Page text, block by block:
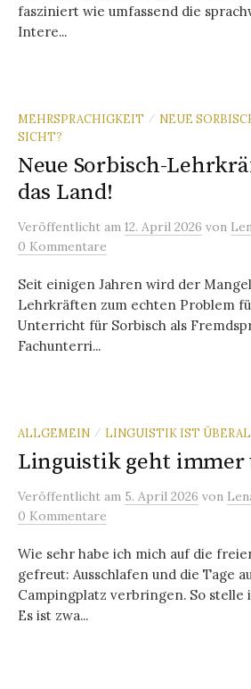
fasziniert wie umfassend die
Intere...
MEHRSPRACHIGKEIT / NEUE
SICHT?
Neue Sorbisch-
das Land!
Veröffentlicht am 12. April 2026 von
0 Kommentare
Seit einigen Jahren wird der
Lehrkräften zum echten Problem
Unterricht für Sorbisch als
Fachunterri...
ALLGEMEIN / LINGUISTIK IST
Linguistik geht immer
Veröffentlicht am 5. April 2026 von
0 Kommentare
Wie sehr habe ich mich auf die
gefreut: Ausschlafen und die Tage
Campingplatz verbringen. So stelle
Es ist zwa...